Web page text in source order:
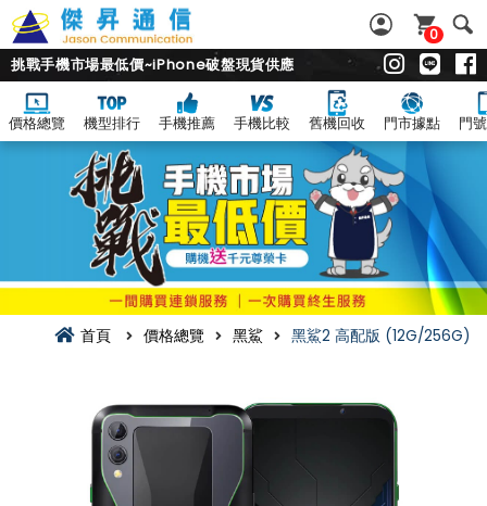
0
挑戰手機市場最低價~iPhone破盤現貨供應
價格總覽 機型排行 手機推薦 手機比較 舊機回收 門市據點 門
首頁 價格總覽 黑鯊 黑鯊2 高配版 (12G/256G)